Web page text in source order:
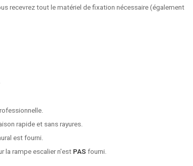
recevrez tout le matériel de fixation nécessaire (également
rapide et sans rayures.
est fourni.
la rampe escalier n'est PAS fourni.